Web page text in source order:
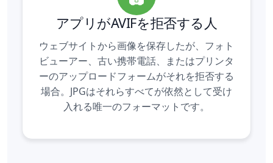
アプリがAVIFを拒否する人
ウェブサイトから画像を保存したが、フォト
ビューアー、古い携帯電話、またはプリンタ
ーのアップロードフォームがそれを拒否する
場合。JPGはそれらすべてが依然として受け
入れる唯一のフォーマットです。